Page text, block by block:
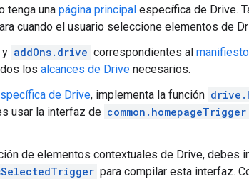
tenga una página principal específica de Drive.
cuando el usuario seleccione elementos de
y addOns.drive correspondientes al manifiesto
los alcances de Drive necesarios.
de Drive, implementa la función
usar la interfaz de common.homepageTrigger
de elementos contextuales de Drive, debes
para compilar esta interfaz.